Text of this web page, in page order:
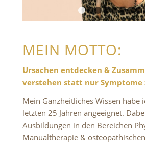
1 2
MEIN MOTTO:
Ursachen entdecken &
verstehen statt nur Symptome
Mein Ganzheitliches Wissen habe
letzten 25 Jahren angeeignet.
Ausbildungen in den Bereichen
Manualtherapie &